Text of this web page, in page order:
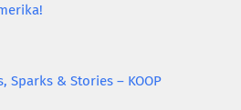
Sparks & Stories – KOOP